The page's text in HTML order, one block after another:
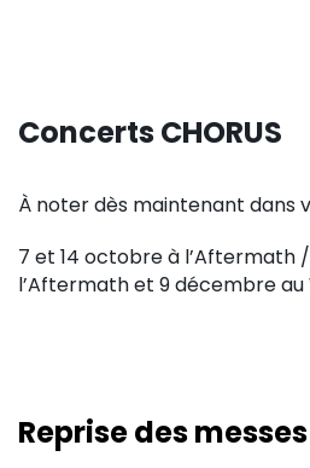
Concerts CHORUS
À noter dès maintenant dans
7 et 14 octobre à l’Aftermath /
l’Aftermath et 9 décembre au
Reprise des